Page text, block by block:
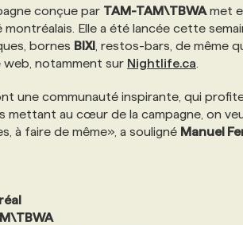
conçue par TAM-TAM\TBWA met
Elle a été lancée cette
bornes BIXI , restos-bars, de même
web, notamment sur Nightlife.ca
une communauté inspirante, qui
mettant au cœur de la campagne, on
à faire de même», a souligné Manuel